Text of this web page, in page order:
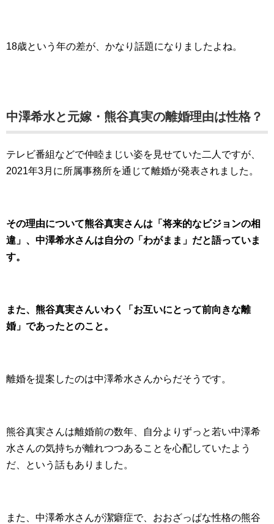
18歳という年の差が、かなり話題になりましたよね。
中澤希水と元嫁・熊谷真実の離婚理由は性格？
テレビ番組などで仲睦まじい姿を見せていた二人ですが、
2021年3月に所属事務所を通じて離婚が発表されました。
その理由について熊谷真実さんは「将来的なビジョンの相
違」、中澤希水さんは自分の「わがまま」だと語っていま
す。
また、熊谷真実さんいわく「お互いにとって前向きな離
婚」であったとのこと。
離婚を提案したのは中澤希水さんからだそうです。
熊谷真実さんは離婚前の数年、自分よりずっと若い中澤希
水さんの気持ちが離れつつあることを心配していたよう
だ、という話もありました。
また、中澤希水さんが潔癖症で、おおざっぱな性格の熊谷